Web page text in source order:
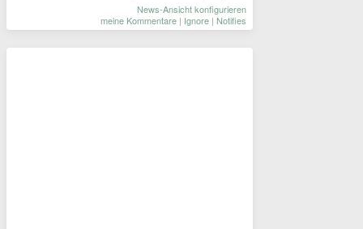
News-Ansicht konfigurieren
meine Kommentare | Ignore | Notifies